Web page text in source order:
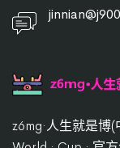
z6mg·人生就是博(